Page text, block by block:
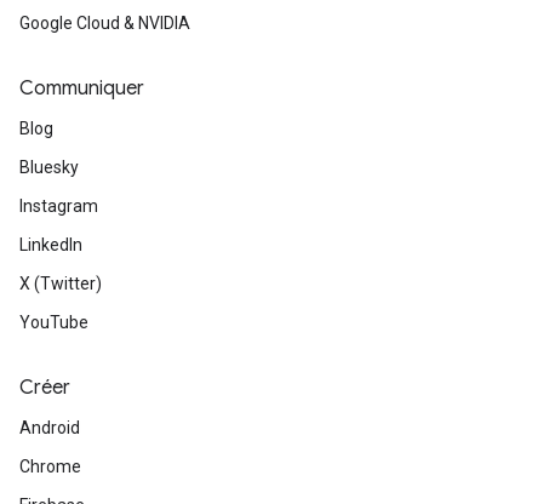
Google Cloud & NVIDIA
Communiquer
Blog
Bluesky
Instagram
LinkedIn
X (Twitter)
YouTube
Créer
Android
Chrome